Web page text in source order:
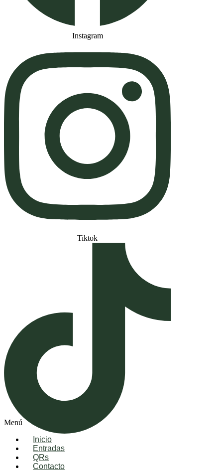
Instagram
Tiktok
Menú
Inicio
Entradas
QRs
Contacto